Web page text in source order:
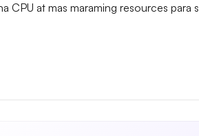
at mas maraming resources para